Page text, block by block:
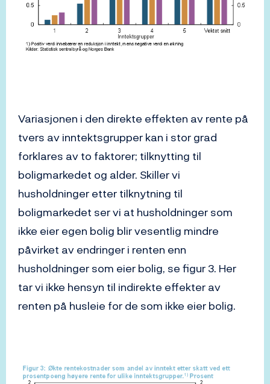
Variasjonen i den direkte effekten av rente på
tvers av inntektsgrupper kan i stor grad
forklares av to faktorer; tilknytting til
boligmarkedet og alder. Skiller vi
husholdninger etter tilknytning til
boligmarkedet ser vi at husholdninger som
ikke eier egen bolig blir vesentlig mindre
påvirket av endringer i renten enn
husholdninger som eier bolig, se figur 3. Her
tar vi ikke hensyn til indirekte effekter av
renten på husleie for de som ikke eier bolig.